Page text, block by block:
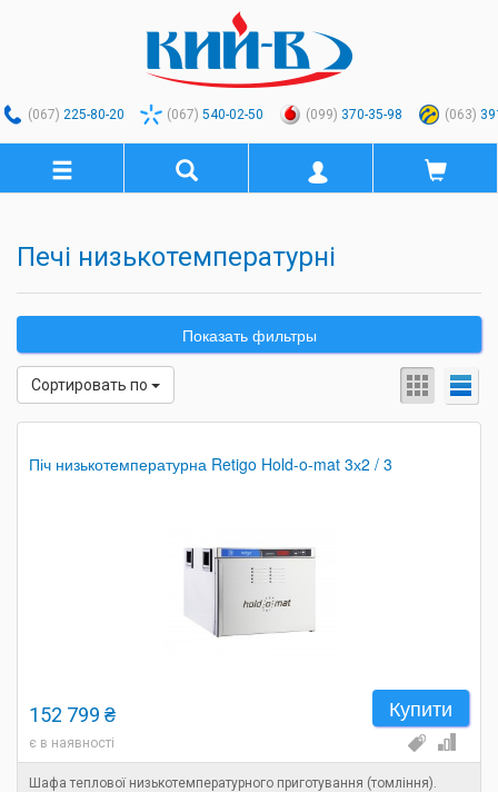
(067) 225-80-20 (067) 540-02-50 (099) 370-35-98 (063)
Показать фильтры
Сортировать по
Піч низькотемпературна Retigo Hold-o-mat 3х2 / 3
Купити
152 799 ₴
є в наявності
Шафа теплової низькотемпературного приготування (томління).
Печі низькотемпературні